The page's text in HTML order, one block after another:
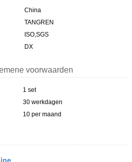
China
TANGREN
ISO,SGS
DX
voorwaarden
1 set
30 werkdagen
10 per maand